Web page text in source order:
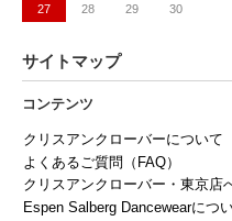
27 28 29 30
サイトマップ
コンテンツ
クリスアンクローバーについて
よくあるご質問（FAQ）
クリスアンクローバー・東京店
Espen Salberg Dancewearにつ